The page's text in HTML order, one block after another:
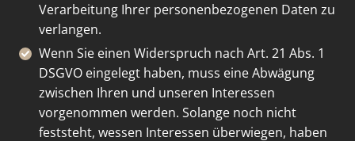
Verarbeitung Ihrer personenbezogenen Daten zu
verlangen.
Wenn Sie einen Widerspruch nach Art. 21 Abs. 1
DSGVO eingelegt haben, muss eine Abwägung
zwischen Ihren und unseren Interessen
vorgenommen werden. Solange noch nicht
feststeht, wessen Interessen überwiegen, haben